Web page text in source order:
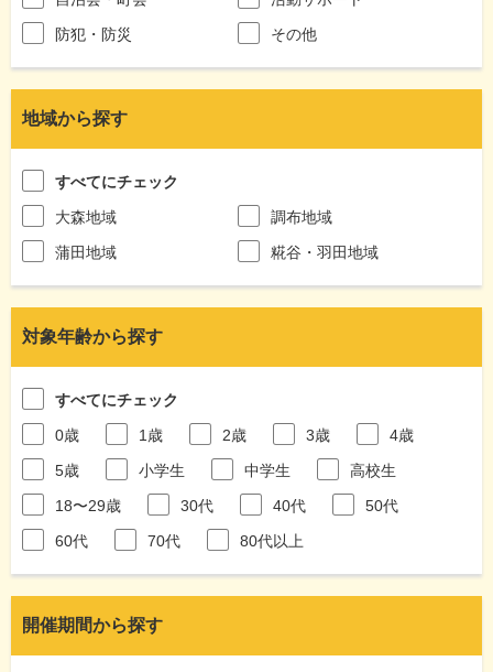
防犯・防災
その他
地域から探す
すべてにチェック
大森地域
調布地域
蒲田地域
糀谷・羽田地域
対象年齢から探す
すべてにチェック
0歳
1歳 2歳 3歳
4歳
5歳
小学生 中学生
高校生
18〜29歳
30代 40代
50代
60代
70代 80代以上
開催期間から探す